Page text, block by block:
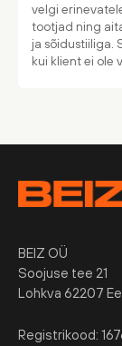
velgi
tootjad ning
ja sõidustiiliga.
kui klient ei ole
BEIZ OÜ
Soojuse tee 21
Lohkva 62207
Registrikood: